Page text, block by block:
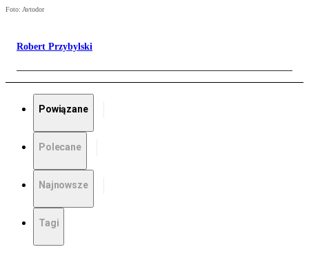
Foto: Avtodor
Robert Przybylski
Powiązane
Polecane
Najnowsze
Tagi